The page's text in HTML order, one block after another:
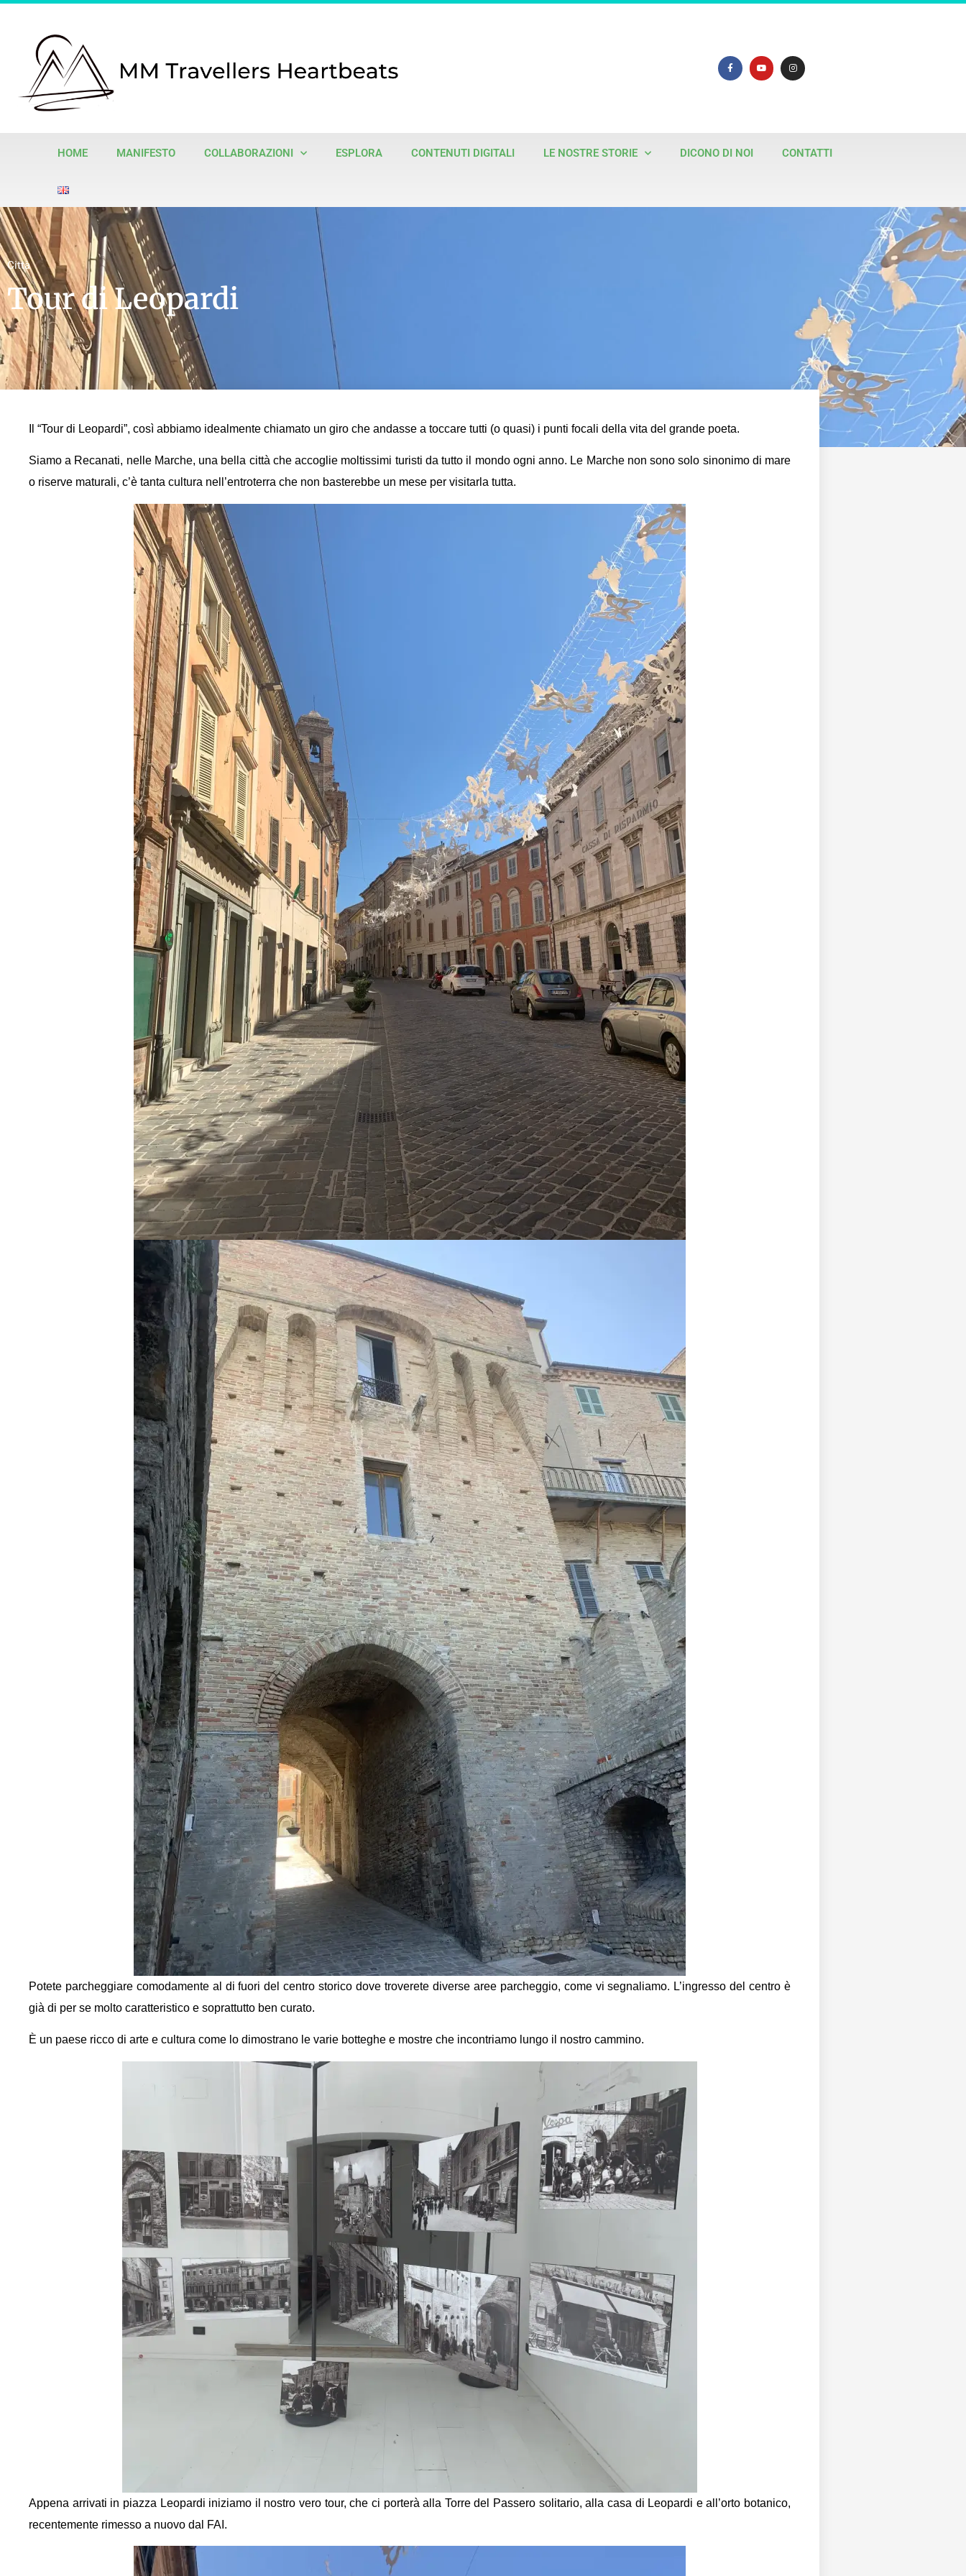
HOME MANIFESTO COLLABORAZIONI ESPLORA CONTENUTI DIGITALI LE NOSTRE STORIE DICONO DI NOI CONTATTI
Città
Tour di Leopardi
Il “Tour di Leopardi”, così abbiamo idealmente chiamato un giro che andasse a toccare tutti (o quasi) i punti focali della vita del grande poeta.
Siamo a Recanati, nelle Marche, una bella città che accoglie moltissimi turisti da tutto il mondo ogni anno. Le Marche non sono solo sinonimo di mare
o riserve maturali, c’è tanta cultura nell’entroterra che non basterebbe un mese per visitarla tutta.
Potete parcheggiare comodamente al di fuori del centro storico dove troverete diverse aree parcheggio, come vi segnaliamo. L’ingresso del centro è
già di per se molto caratteristico e soprattutto ben curato.
È un paese ricco di arte e cultura come lo dimostrano le varie botteghe e mostre che incontriamo lungo il nostro cammino.
Appena arrivati in piazza Leopardi iniziamo il nostro vero tour, che ci porterà alla Torre del Passero solitario, alla casa di Leopardi e all’orto botanico,
recentemente rimesso a nuovo dal FAI.